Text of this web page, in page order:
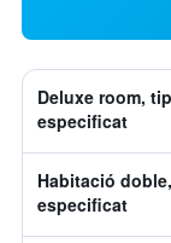
Deluxe room,
especificat
Habitació
especificat